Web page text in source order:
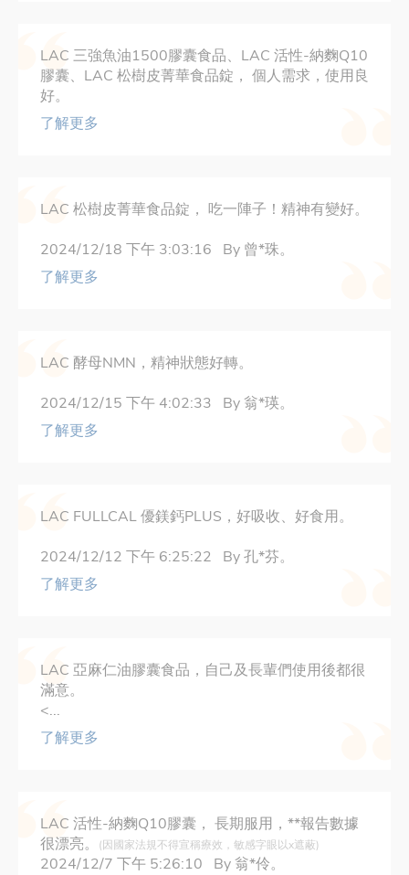
LAC 三強魚油1500膠囊食品、LAC 活性-納麴Q10
膠囊、LAC 松樹皮菁華食品錠， 個人需求，使用良
好。
了解更多
LAC 松樹皮菁華食品錠， 吃一陣子！精神有變好。
2024/12/18 下午 3:03:16 By 曾*珠。
了解更多
LAC 酵母NMN，精神狀態好轉。
2024/12/15 下午 4:02:33 By 翁*瑛。
了解更多
LAC FULLCAL 優鎂鈣PLUS，好吸收、好食用。
2024/12/12 下午 6:25:22 By 孔*芬。
了解更多
LAC 亞麻仁油膠囊食品，自己及長輩們使用後都很
滿意。
<...
了解更多
LAC 活性-納麴Q10膠囊， 長期服用，**報告數據
很漂亮。
(因國家法規不得宣稱療效，敏感字眼以x遮蔽)
2024/12/7 下午 5:26:10 By 翁*伶。